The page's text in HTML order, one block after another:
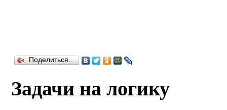
Поделиться…
Задачи на логику